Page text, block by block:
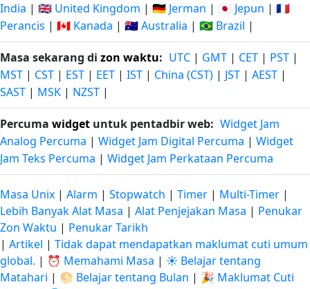
India | 🇬🇧 United Kingdom | 🇩🇪 Jerman | 🇯🇵 Jepun | 🇫🇷
Perancis | 🇨🇦 Kanada | 🇦🇺 Australia | 🇧🇷 Brazil |
Masa sekarang di zon waktu: UTC | GMT | CET | PST |
MST | CST | EST | EET | IST | China (CST) | JST | AEST |
SAST | MSK | NZST |
Percuma widget untuk pentadbir web: Widget Jam
Analog Percuma | Widget Jam Digital Percuma | Widget
Jam Teks Percuma | Widget Jam Perkataan Percuma
Masa Unix | Alarm | Stopwatch | Timer | Multi-Timer |
Lebih Banyak Alat Masa | Alat Penjejakan Masa | Penukar
Zon Waktu | Penukar Tarikh
| Artikel | Tidak dapat mendapatkan maklumat cuti umum
global. | ⏰ Memahami Masa | ☀️ Belajar tentang
Matahari | 🌕 Belajar tentang Bulan | 🎉 Maklumat Cuti